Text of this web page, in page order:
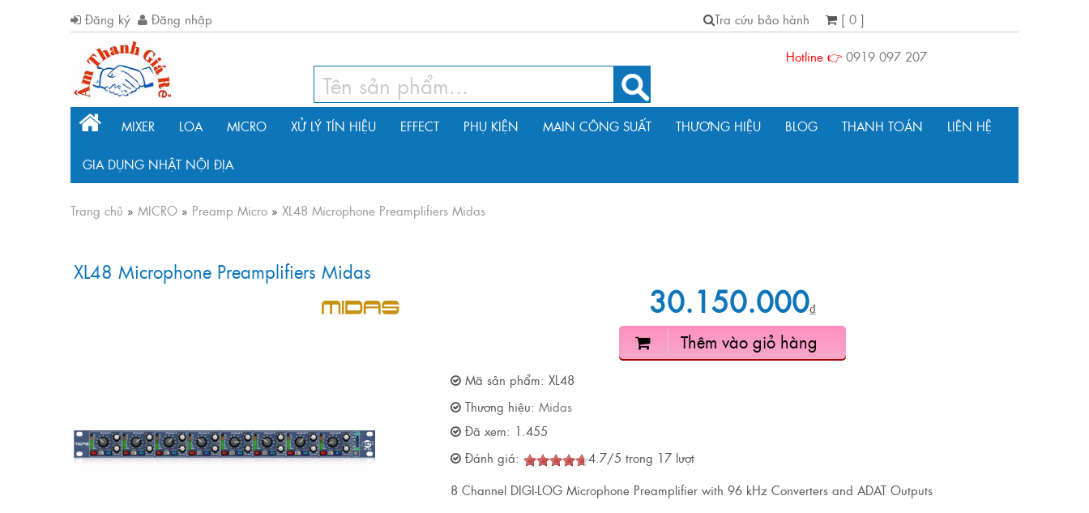
Đăng ký Đăng nhập Tra cứu bảo hành
[ 0 ]
Hotline 👉 0919 097 207
MIXER LOA MICRO XỬ LÝ TÍN HIỆU EFFECT PHỤ KIỆN MAIN CÔNG SUẤT THƯƠNG HIỆU BLOG THANH TOÁN LIÊN HỆ
GIA DỤNG NHẬT NỘI ĐỊA
Trang chủ » MICRO » Preamp Micro » XL48 Microphone Preamplifiers Midas
XL48 Microphone Preamplifiers Midas
30.150.000₫
Thêm vào giỏ hàng
Mã sản phẩm: XL48
Thương hiệu: Midas
Đã xem: 1.455
Đánh giá:
4.7/5 trong 17lượt
8 Channel DIGI-LOG Microphone Preamplifier with 96 kHz Converters and ADAT Outputs